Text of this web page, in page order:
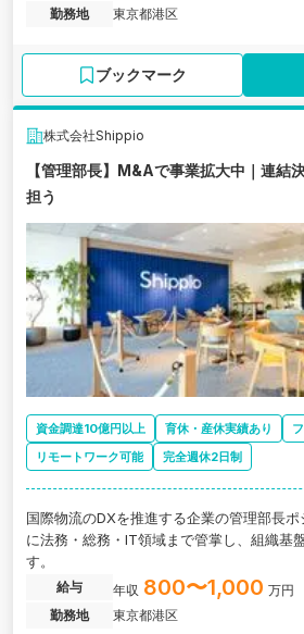
勤務地
東京都港区
ブックマーク
株式会社Shippio
【管理部長】M&Aで事業拡大中｜連結
担う
資金調達10億円以上 育休・産休実績あり
リモートワーク可能
完全週休2日制
国際物流のDXを推進する企業の管理部長
に法務・総務・IT領域まで管掌し、組織基
す。
給与 年収 800〜1,000 万円
勤務地
東京都港区